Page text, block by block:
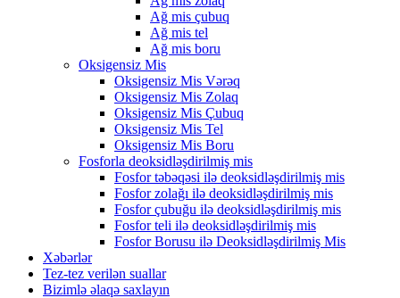
Ağ mis çubuq
Ağ mis tel
Ağ mis boru
Oksigensiz Mis
Oksigensiz Mis Vərəq
Oksigensiz Mis Zolaq
Oksigensiz Mis Çubuq
Oksigensiz Mis Tel
Oksigensiz Mis Boru
Fosforla deoksidləşdirilmiş mis
Fosfor təbəqəsi ilə deoksidləşdirilmiş mis
Fosfor zolağı ilə deoksidləşdirilmiş mis
Fosfor çubuğu ilə deoksidləşdirilmiş mis
Fosfor teli ilə deoksidləşdirilmiş mis
Fosfor Borusu ilə Deoksidləşdirilmiş Mis
Xəbərlər
Tez-tez verilən suallar
Bizimlə əlaqə saxlayın